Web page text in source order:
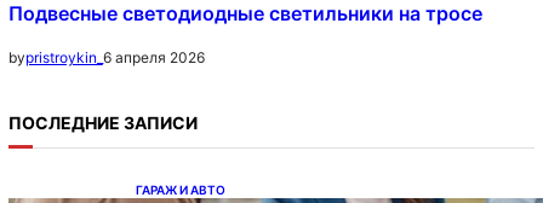
Подвесные светодиодные светильники на тросе
bypristroykin_ 6 апреля 2026
ПОСЛЕДНИЕ ЗАПИСИ
ГАРАЖ И АВТО